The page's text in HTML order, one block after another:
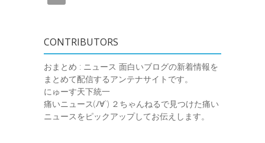
CONTRIBUTORS
おまとめ : ニュース 面白いブログの新着情報を
まとめて配信するアンテナサイトです。
にゅーす天下統一
痛いニュース(ﾉ∀`) ２ちゃんねるで見つけた痛い
ニュースをピックアップしてお伝えします。